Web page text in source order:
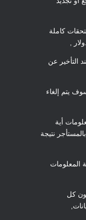
كاملة
التأخير عن
لأكثر من 15 يوم سوف يتم إلغاء
أية
نتيجة
المعلومات
كل